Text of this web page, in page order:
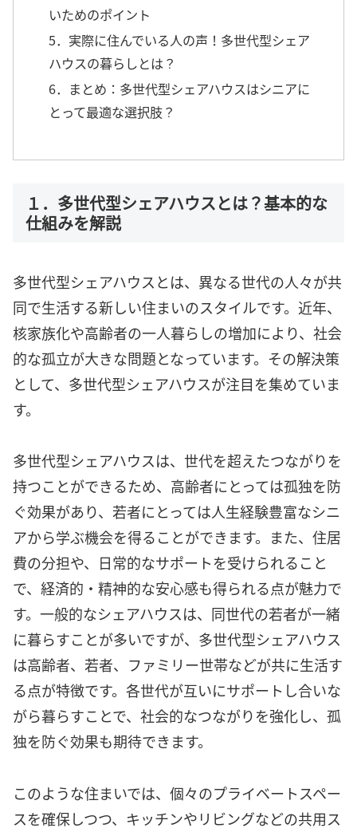
いためのポイント
5．実際に住んでいる人の声！多世代型シェア
ハウスの暮らしとは？
6．まとめ：多世代型シェアハウスはシニアに
とって最適な選択肢？
１．多世代型シェアハウスとは？基本的な
仕組みを解説
多世代型シェアハウスとは、異なる世代の人々が共
同で生活する新しい住まいのスタイルです。近年、
核家族化や高齢者の一人暮らしの増加により、社会
的な孤立が大きな問題となっています。その解決策
として、多世代型シェアハウスが注目を集めていま
す。
多世代型シェアハウスは、世代を超えたつながりを
持つことができるため、高齢者にとっては孤独を防
ぐ効果があり、若者にとっては人生経験豊富なシニ
アから学ぶ機会を得ることができます。また、住居
費の分担や、日常的なサポートを受けられること
で、経済的・精神的な安心感も得られる点が魅力で
す。一般的なシェアハウスは、同世代の若者が一緒
に暮らすことが多いですが、多世代型シェアハウス
は高齢者、若者、ファミリー世帯などが共に生活す
る点が特徴です。各世代が互いにサポートし合いな
がら暮らすことで、社会的なつながりを強化し、孤
独を防ぐ効果も期待できます。
このような住まいでは、個々のプライベートスペー
スを確保しつつ、キッチンやリビングなどの共用ス